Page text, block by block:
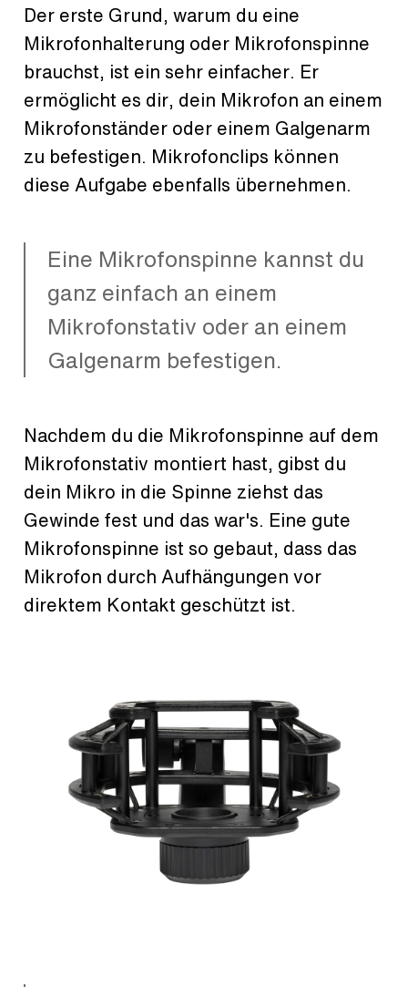
Der erste Grund, warum du eine
Mikrofonhalterung oder Mikrofonspinne
brauchst, ist ein sehr einfacher. Er
ermöglicht es dir, dein Mikrofon an einem
Mikrofonständer oder einem Galgenarm
zu befestigen. Mikrofonclips können
diese Aufgabe ebenfalls übernehmen.
Eine Mikrofonspinne kannst du
ganz einfach an einem
Mikrofonstativ oder an einem
Galgenarm befestigen.
Nachdem du die Mikrofonspinne auf dem
Mikrofonstativ montiert hast, gibst du
dein Mikro in die Spinne ziehst das
Gewinde fest und das war's. Eine gute
Mikrofonspinne ist so gebaut, dass das
Mikrofon durch Aufhängungen vor
direktem Kontakt geschützt ist.